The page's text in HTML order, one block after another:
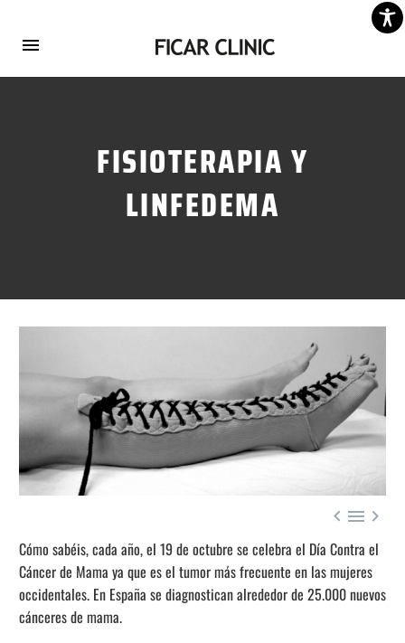
FISIOTERAPIA Y
LINFEDEMA
  
Cómo sabéis, cada año, el 19 de octubre se celebra el Día Contra el
Cáncer de Mama ya que es el tumor más frecuente en las mujeres
occidentales. En España se diagnostican alrededor de 25.000 nuevos
cánceres de mama.